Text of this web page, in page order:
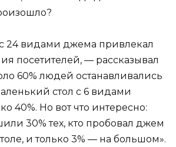
24 видами джема привлекал
посетителей, — рассказывал
60% людей останавливались
стол с 6 видами
40%. Но вот что интересно:
30% тех, кто пробовал джем
и только 3% — на большом».